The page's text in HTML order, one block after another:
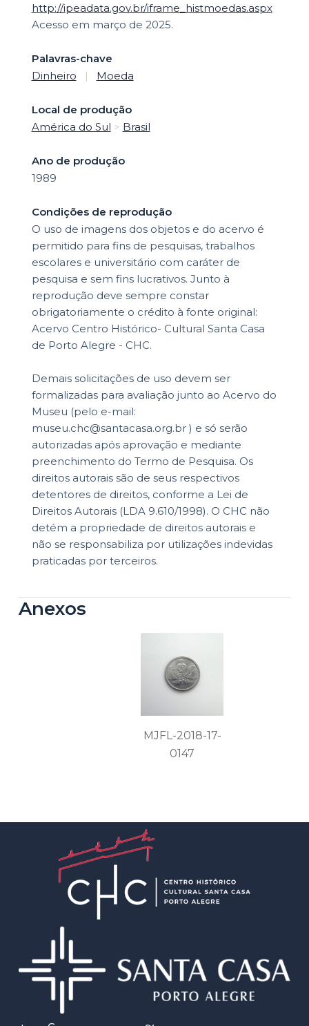
Anexos
MJFL-2018-17-
0147
http://ipeadata.gov.br/iframe_histmoedas.aspx
Acesso em março de 2025.
Palavras-chave
Dinheiro
| Moeda
Local de produção
América do Sul > Brasil
Ano de produção
1989
Condições de reprodução
O uso de imagens dos objetos e do acervo é
permitido para fins de pesquisas, trabalhos
escolares e universitário com caráter de
pesquisa e sem fins lucrativos. Junto à
reprodução deve sempre constar
obrigatoriamente o crédito à fonte original:
Acervo Centro Histórico- Cultural Santa Casa
de Porto Alegre - CHC.
Demais solicitações de uso devem ser
formalizadas para avaliação junto ao Acervo do
Museu (pelo e-mail:
museu.chc@santacasa.org.br ) e só serão
autorizadas após aprovação e mediante
preenchimento do Termo de Pesquisa. Os
direitos autorais são de seus respectivos
detentores de direitos, conforme a Lei de
Direitos Autorais (LDA 9.610/1998). O CHC não
detém a propriedade de direitos autorais e
não se responsabiliza por utilizações indevidas
praticadas por terceiros.